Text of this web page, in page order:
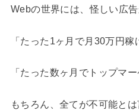
Webの世界には、怪しい広告
「たった1ヶ月で月30万円稼
「たった数ヶ月でトップマ
もちろん、全てが不可能と